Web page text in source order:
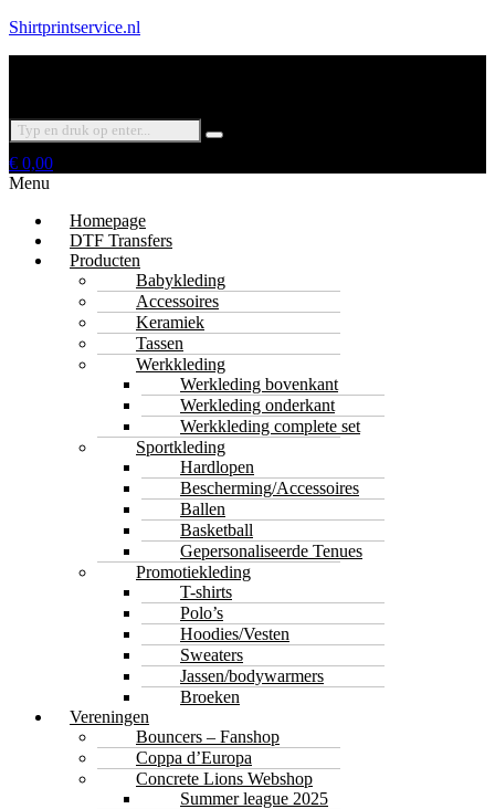
Shirtprintservice.nl
€ 0,00
Menu
Homepage
DTF Transfers
Producten
Babykleding
Accessoires
Keramiek
Tassen
Werkkleding
Werkleding bovenkant
Werkleding onderkant
Werkkleding complete set
Sportkleding
Hardlopen
Bescherming/Accessoires
Ballen
Basketball
Gepersonaliseerde Tenues
Promotiekleding
T-shirts
Polo’s
Hoodies/Vesten
Sweaters
Jassen/bodywarmers
Broeken
Vereningen
Bouncers – Fanshop
Coppa d’Europa
Concrete Lions Webshop
Summer league 2025